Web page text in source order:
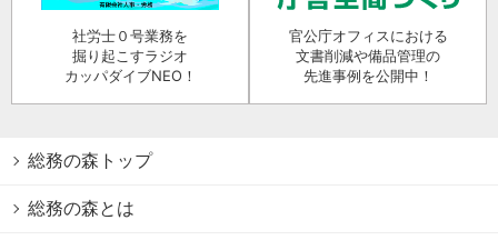
社労士０号業務を
掘り起こすラジオ
カッパダイブNEO！
官公庁オフィスにおける
文書削減や備品管理の
先進事例を公開中！
総務の森トップ
総務の森とは